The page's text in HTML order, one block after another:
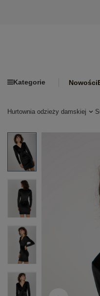
Kategorie Nowości
Hurtownia odzieży damskiej